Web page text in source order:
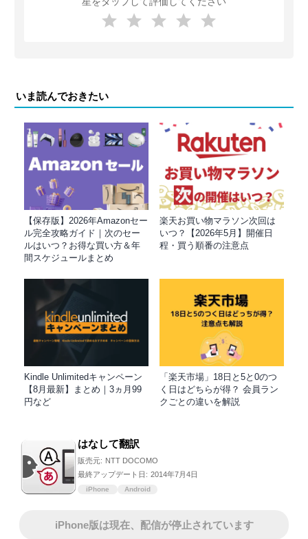
いま読んでおきたい
【保存版】2026年Amazonセー
ル完全攻略ガイド｜次のセー
ルはいつ？お得な買い方＆年
間スケジュールまとめ
楽天お買い物マラソン次回は
いつ？【2026年5月】開催日
程・買う順番の注意点
Kindle Unlimitedキャンペーン
【8月最新】まとめ｜3ヵ月99
円など
「楽天市場」18日と5と0のつ
く日はどちらが得？ 会員ラン
クごとの違いを解説
はなして翻訳
販売元: NTT DOCOMO
最終アップデート日: 2014年7月4日
iPhone Android
iPhone版は現在、配信が停止されています